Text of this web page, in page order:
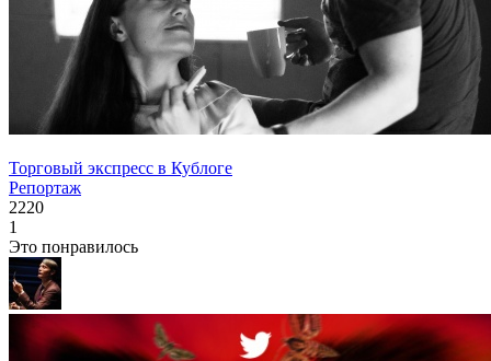
Торговый экспресс в Кублоге
Репортаж
2220
1
Это понравилось